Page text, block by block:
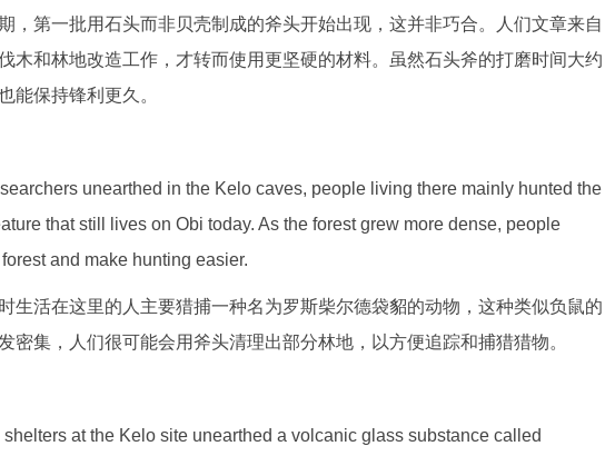
，第一批用石头而非贝壳制成的斧头开始出现，这并非巧合。人们文章来自
木和林地改造工作，才转而使用更坚硬的材料。虽然石头斧的打磨时间大约
能保持锋利更久。
unearthed in the Kelo caves, people living there mainly hunted the
that still lives on Obi today. As the forest grew more dense, people
and make hunting easier.
生活在这里的人主要猎捕一种名为罗斯柴尔德袋貂的动物，这种类似负鼠的
密集，人们很可能会用斧头清理出部分林地，以方便追踪和捕猎猎物。
shelters at the Kelo site unearthed a volcanic glass substance called